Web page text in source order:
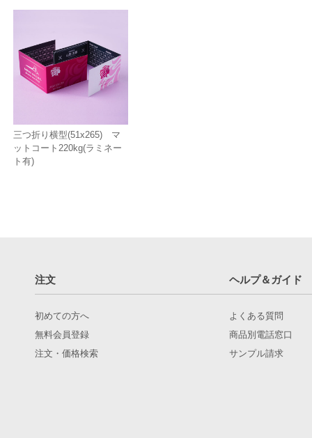
三つ折り横型(51x265) マ
ットコート220kg(ラミネー
ト有)
注文 ヘルプ＆ガイド
初めての方へ
無料会員登録
注文・価格検索
よくある質問
商品別電話窓口
サンプル請求